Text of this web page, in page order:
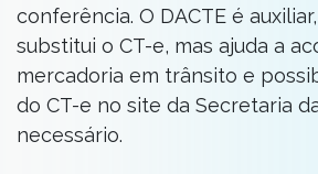
conferência. O DACTE é
substitui o CT-e, mas ajuda a
mercadoria em trânsito e
do CT-e no site da Secretaria
necessário.